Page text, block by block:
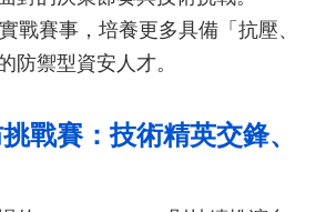
戰賽事，培養更多具備「抗壓、
防禦型資安人才。
戰賽：技術精英交鋒、